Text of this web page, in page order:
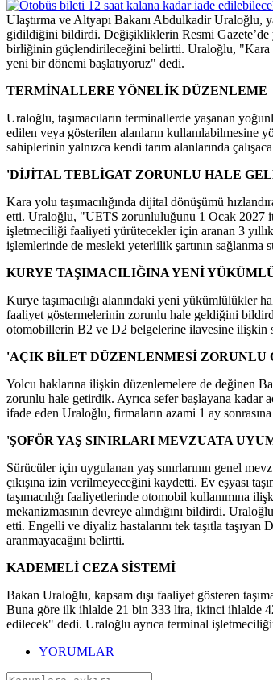
Ulaştırma ve Altyapı Bakanı Abdulkadir Uraloğlu,
gidildiğini bildirdi. Değişikliklerin Resmi Gazete’de
birliğinin güçlendirileceğini belirtti. Uraloğlu, "Kara
yeni bir dönemi başlatıyoruz" dedi.
TERMİNALLERE YÖNELİK DÜZENLEME
Uraloğlu, taşımacıların terminallerde yaşanan
edilen veya gösterilen alanların kullanılabilmesine
sahiplerinin yalnızca kendi tarım alanlarında
'DİJİTAL TEBLİGAT ZORUNLU HALE
Kara yolu taşımacılığında dijital dönüşümü
etti. Uraloğlu, "UETS zorunluluğunu 1 Ocak 2027
işletmeciliği faaliyeti yürütecekler için aranan 3
işlemlerinde de mesleki yeterlilik şartının sağlanma
KURYE TAŞIMACILIĞINA YENİ
Kurye taşımacılığı alanındaki yeni yükümlülükler
faaliyet göstermelerinin zorunlu hale geldiğini
otomobillerin B2 ve D2 belgelerine ilavesine ilişkin
'AÇIK BİLET DÜZENLENMESİ ZORUNLU
Yolcu haklarına ilişkin düzenlemelere de değinen
zorunlu hale getirdik. Ayrıca sefer başlayana kadar
ifade eden Uraloğlu, firmaların azami 1 ay
'ŞOFÖR YAŞ SINIRLARI MEVZUATA
Sürücüler için uygulanan yaş sınırlarının genel
çıkışına izin verilmeyeceğini kaydetti. Ev eşyası
taşımacılığı faaliyetlerinde otomobil kullanımına
mekanizmasının devreye alındığını bildirdi.
etti. Engelli ve diyaliz hastalarını tek taşıtla taşıyan
aranmayacağını belirtti.
KADEMELİ CEZA SİSTEMİ
Bakan Uraloğlu, kapsam dışı faaliyet gösteren
Buna göre ilk ihlalde 21 bin 333 lira, ikinci ihlalde
edilecek" dedi. Uraloğlu ayrıca terminal
YORUMLAR